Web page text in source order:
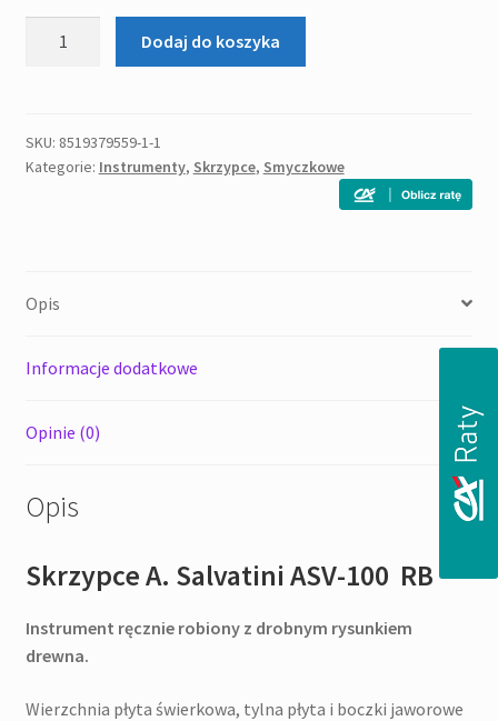
110
RB
Dodaj do koszyka
SKU: 8519379559-1-1
Kategorie: Instrumenty, Skrzypce, Smyczkowe
Opis
Informacje dodatkowe
Opinie (0)
Opis
Skrzypce A. Salvatini ASV-100 RB
Instrument ręcznie robiony z drobnym rysunkiem
drewna.
Wierzchnia płyta świerkowa, tylna płyta i boczki jaworowe